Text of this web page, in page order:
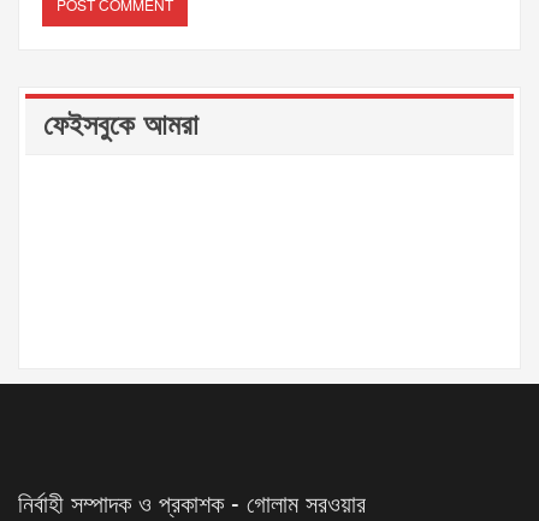
ফেইসবুকে আমরা
নির্বাহী সম্পাদক ও প্রকাশক - গোলাম সরওয়ার